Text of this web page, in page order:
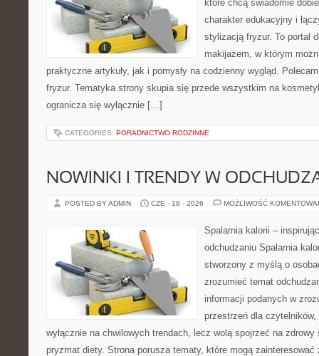
które chcą świadomie
charakter edukacyjny i
stylizacją fryzur. To portal
makijażem, w którym
praktyczne artykuły, jak i pomysły na codzienny wygląd.
fryzur. Tematyka strony skupia się przede wszystkim na
ogranicza się wyłącznie […]
CATEGORIES: PORADNICTWO RODZINNE
NOWINKI I TRENDY W
POSTED BY ADMIN CZE - 18 - 2026 MOŻLIWOŚĆ
Spalarnia kalorii –
odchudzaniu Spalarnia
stworzony z myślą o
zrozumieć temat
informacji podanych w
przestrzeń dla
wyłącznie na chwilowych trendach, lecz wolą spojrzeć na
pryzmat diety. Strona porusza tematy, które mogą